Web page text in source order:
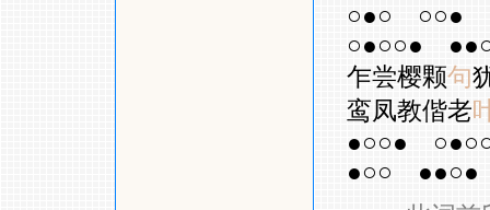
○●○
○○●
○●○○●
乍尝樱颗句
鸾凤教偕老
●○○●
●○○
●●○●